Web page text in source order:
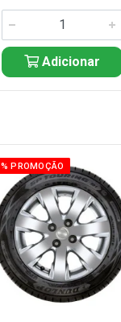
Adicionar
% PROMOÇÃO